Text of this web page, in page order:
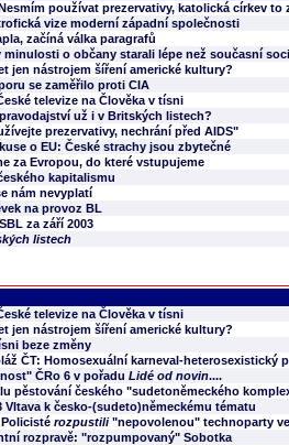
používat prezervativy, katolická církev to
vize moderní západní společnosti
začíná válka paragrafů
minulosti o občany starali lépe než současní
jen nástrojem šíření americké kultury?
se zaměřilo proti CIA
televize na Člověka v tísni
už i v Britských listech?
prezervativy, nechrání před AIDS"
o EU: České strachy jsou zbytečné
za Evropou, do které vstupujeme
kapitalismu
nám nevyplatí
na provoz BL
za září 2003
listech
televize na Člověka v tísni
jen nástrojem šíření americké kultury?
beze změny
ČT: Homosexuální karneval-heterosexistický
ČRo 6 v pořadu Lidé od novin....
pěstování českého "sudetoněmeckého
Vltava k česko-(sudeto)německému tématu
rozpustili"nepovolenou" technoparty
rozpravě: "rozpumpovaný" Sobotka